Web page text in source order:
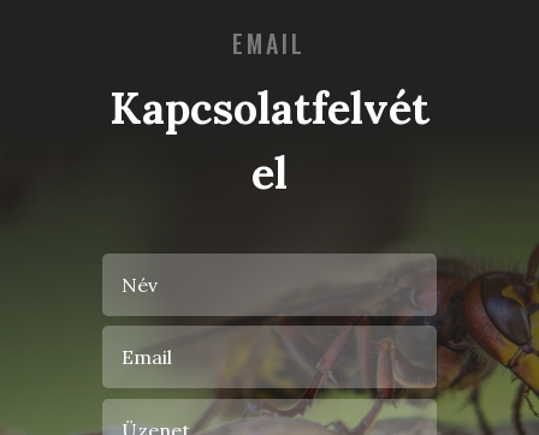
EMAIL
Kapcsolatfelvét
el